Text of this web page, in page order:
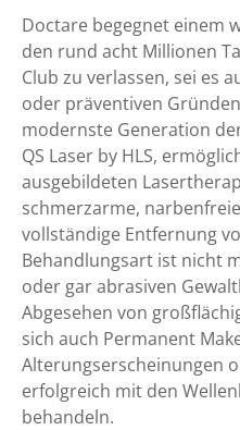
Doctare begegnet einem
den rund acht Millionen
Club zu verlassen, sei es
oder präventiven
modernste Generation
QS Laser by HLS,
ausgebildeten
schmerzarme,
vollständige Entfernung
Behandlungsart ist nicht
oder gar abrasiven
Abgesehen von
sich auch Permanent
Alterungserscheinungen
erfolgreich mit den
behandeln.